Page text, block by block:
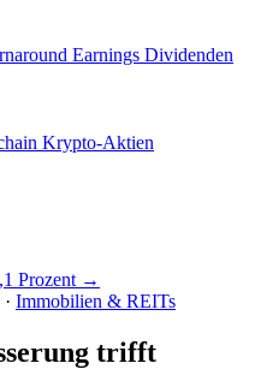
Earnings Dividenden
Krypto-Aktien
Prozent →
· Immobilien & REITs
trifft